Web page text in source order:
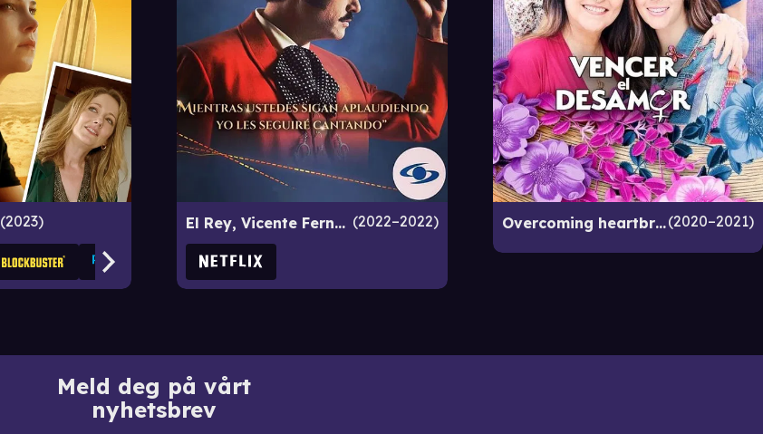
2023 El Rey, Vicente Fernández 2022–2022 Overcoming heartbreak 2020–2021
Meld deg på vårt
nyhetsbrev